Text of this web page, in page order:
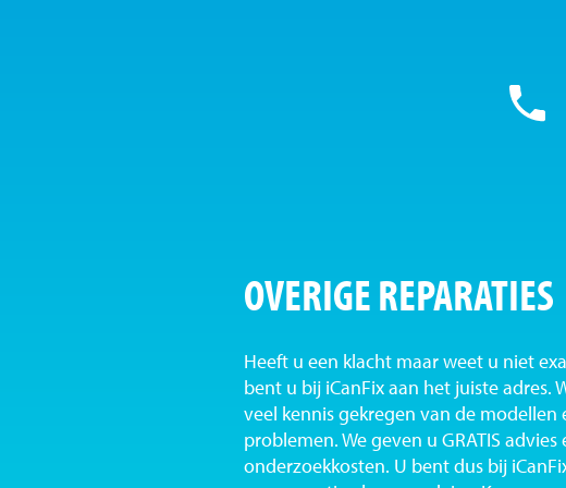
OVERIGE REPARATIES
Heeft u een klacht maar weet u niet
bent u bij iCanFix aan het juiste adres.
veel kennis gekregen van de
problemen. We geven u GRATIS
onderzoekkosten. U bent dus bij